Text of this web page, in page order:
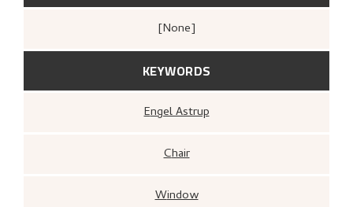
[none]
KEYWORDS
Engel Astrup
Chair
Window